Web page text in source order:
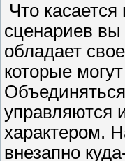
Что
сценариев вы
обладает
которые
управляются
характером.
внезапно